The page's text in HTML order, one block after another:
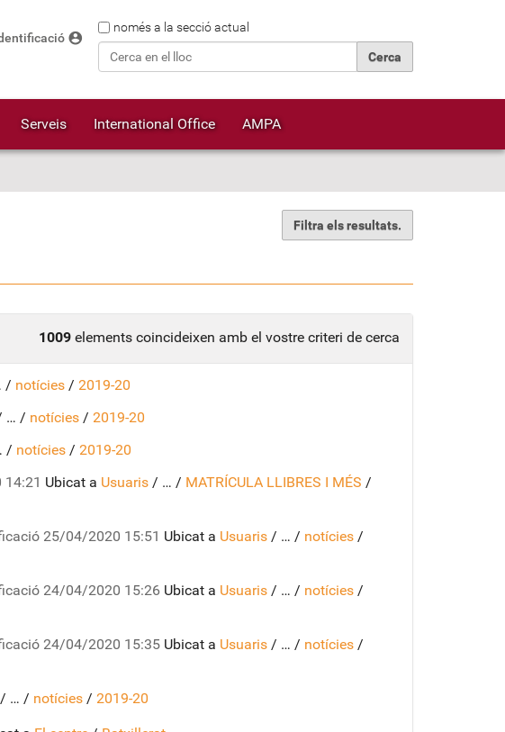
Cercanomés a la secció actual
account_circle
Serveis International Office AMPA
Filtra els resultats.
1009 elements coincideixen amb el vostre criteri de cerca
/ notícies / 2019-20
… / notícies / 2019-20
/ notícies / 2019-20
Ubicat a Usuaris / … / MATRÍCULA LLIBRES I MÉS /
25/04/2020 15:51 Ubicat a Usuaris / … / notícies /
24/04/2020 15:26 Ubicat a Usuaris / … / notícies /
24/04/2020 15:35 Ubicat a Usuaris / … / notícies /
/ … / notícies / 2019-20